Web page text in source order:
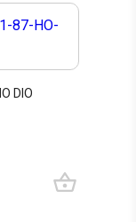
DIO